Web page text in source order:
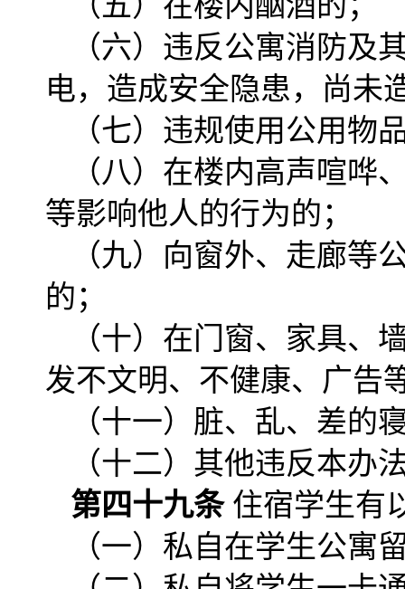
（六）违反公寓消防及
电，造成安全隐患，尚未
（七）违规使用公用物
（八）在楼内高声喧哗
等影响他人的行为的；
（九）向窗外、走廊等
的；
（十）在门窗、家具、
发不文明、不健康、广告
（十一）脏、乱、差的
（十二）其他违反本办
第四十九条 住宿学生有
（一）私自在学生公寓